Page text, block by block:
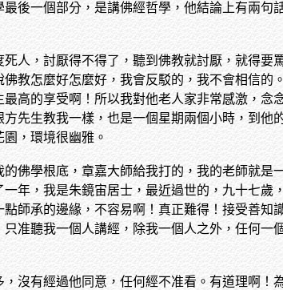
後一個部分，是講佛經哲學，他結論上有兩句
人，討厭得不得了，聽到佛教就討厭，就得要
教怎麼好怎麼好，我會反駁的，我不會相信的
高的享受啊！所以我對他老人家非常感激，念
先生教我一樣，也是一個星期兩個小時，到他
，環境很幽雅。
佛學根底，章嘉大師給我打的，我的老師就是
年，我是朱鏡宙居士，最近過世的，九十七歲
師承的邊緣，不容易啊！真正難得！接受善知
准聽我一個人講經，除我一個人之外，任何一
沒有經過他同意，任何經不准看。有道理啊！